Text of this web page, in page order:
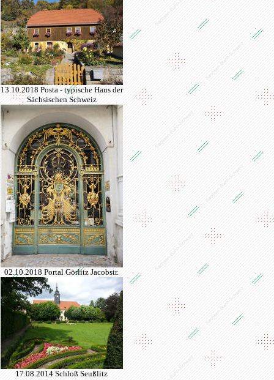
13.10.2018 Posta - typische Haus der
Sächsischen Schweiz
02.10.2018 Portal Görlitz Jacobstr.
17.08.2014 Schloß Seußlitz